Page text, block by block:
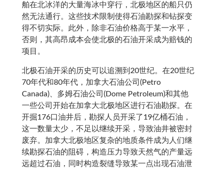
舶在北冰洋的大量海冰中穿行，北极地区的船只仍
然无法通行。这些技术限制使得石油勘探和钻探变
得不切实际。此外，除非石油价格高于某一水平，
否则，其高昂成本会使北极的石油开采成为赔钱的
项目。
北极石油开采的历史可以追溯到20世纪。在20世纪
70年代和80年代，加拿大石油公司(Petro
Canada)、多姆石油公司(Dome Petroleum)和其他
一些公司开始在加拿大北极地区进行石油勘探。在
开掘176口油井后，勘探人员开采了19亿桶石油，
这一数量太少，不足以继续开采，导致油井被密封
废弃。加拿大北极地区复杂的地质条件成为人们继
续勘探石油的阻碍，构造压力导致天然气的产量远
远超过石油，同时构造裂缝导致某一点出现石油泄